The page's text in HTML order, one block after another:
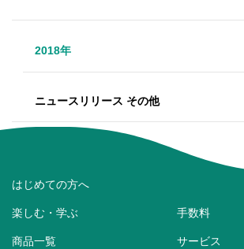
2018年
ニュースリリース その他
はじめての方へ
楽しむ・学ぶ 手数料
商品一覧 サービス